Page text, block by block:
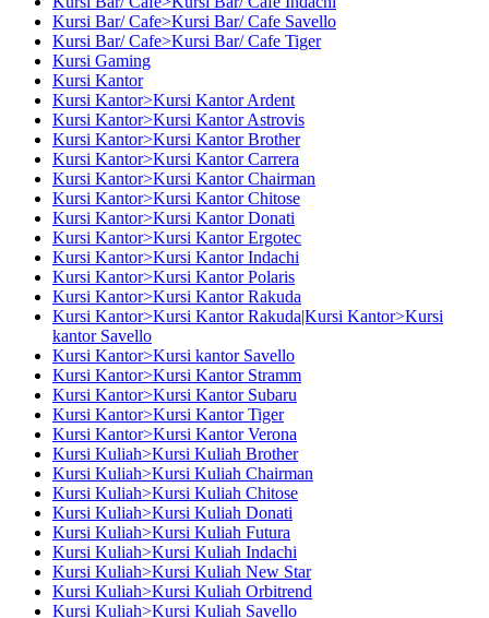
Kursi Bar/ Cafe>Kursi Bar/ Cafe Savello
Kursi Bar/ Cafe>Kursi Bar/ Cafe Tiger
Kursi Gaming
Kursi Kantor
Kursi Kantor>Kursi Kantor Ardent
Kursi Kantor>Kursi Kantor Astrovis
Kursi Kantor>Kursi Kantor Brother
Kursi Kantor>Kursi Kantor Carrera
Kursi Kantor>Kursi Kantor Chairman
Kursi Kantor>Kursi Kantor Chitose
Kursi Kantor>Kursi Kantor Donati
Kursi Kantor>Kursi Kantor Ergotec
Kursi Kantor>Kursi Kantor Indachi
Kursi Kantor>Kursi Kantor Polaris
Kursi Kantor>Kursi Kantor Rakuda
Kursi Kantor>Kursi Kantor Rakuda|Kursi Kantor>Kursi
kantor Savello
Kursi Kantor>Kursi kantor Savello
Kursi Kantor>Kursi Kantor Stramm
Kursi Kantor>Kursi Kantor Subaru
Kursi Kantor>Kursi Kantor Tiger
Kursi Kantor>Kursi Kantor Verona
Kursi Kuliah>Kursi Kuliah Brother
Kursi Kuliah>Kursi Kuliah Chairman
Kursi Kuliah>Kursi Kuliah Chitose
Kursi Kuliah>Kursi Kuliah Donati
Kursi Kuliah>Kursi Kuliah Futura
Kursi Kuliah>Kursi Kuliah Indachi
Kursi Kuliah>Kursi Kuliah New Star
Kursi Kuliah>Kursi Kuliah Orbitrend
Kursi Kuliah>Kursi Kuliah Savello